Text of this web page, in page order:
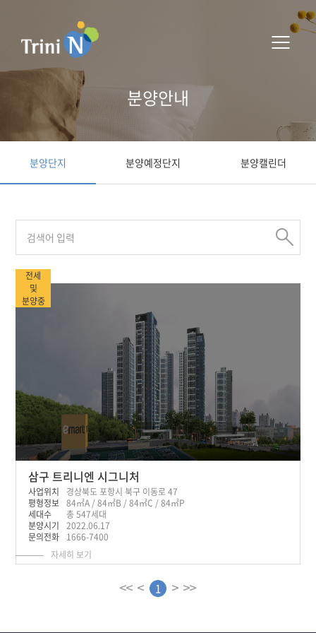
분양안내
분양단지 분양예정단지 분양캘린더
전세
및
분양중
삼구 트리니엔 시그니처
사업위치
경상북도 포항시 북구 이동로 47
평형정보 84㎡A / 84㎡B / 84㎡C / 84㎡P
세대수
총 547세대
분양시기
2022.06.17
문의전화
1666-7400
자세히 보기
1